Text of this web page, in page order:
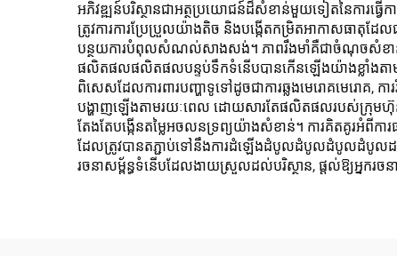
អភិវឌ្ឍន៍បរិស្ថានជាអត្ថប្រយោជន៍ដ៏សំខាន់មួយទៀតនៃការ
ត្រូវការការប្រែប្រួលយ៉ាងតិច និងបង្កើតកម្រិតអាកាសធាតុដ
បន្ថយការបំពុលសំណល់សាងសង់។ ភាពរឹងមាំគឺជាចំណុចសំខ
ផលិតផលផលិតផលបន្ទប់ទឹកទំនើបបានកើនឡើងយ៉ាងខ្លាំងតាមរ
ពិសេសដែលការពារបញ្ហាទូទៅដូចជាការឆ្លងមេរោគមេរោគ,
បង្ហាញឡើងតាមរយៈពេល ដោយសារតែផលិតផលរបស់ក្រុ
តែងតែបង្កើនតម្លៃអចលនទ្រព្យយ៉ាងសំខាន់។ ការគិតគូរអំពីការ
ដែលត្រូវបានតភ្ជាប់ទៅនឹងការដំឡើងដំបូលដំបូលដំបូលដំបូលដ
រចនាសម្ព័ន្ធទំនើបដែលងាយស្រួលដល់បរិស្ថាន, ផ្តល់ឱ្យអ្នករចនា